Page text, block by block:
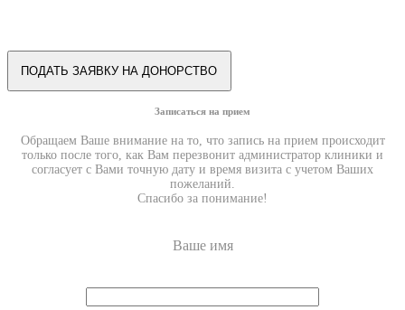
Записаться на прием
Обращаем Ваше внимание на то, что запись на прием происходит
только после того, как Вам перезвонит администратор клиники и
согласует с Вами точную дату и время визита с учетом Ваших
пожеланий.
Спасибо за понимание!
Ваше имя